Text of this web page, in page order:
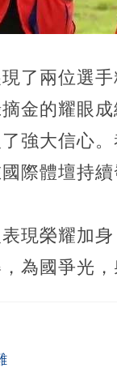
了兩位選
金的耀眼
強大信心
際體壇持
現榮耀加
為國爭光，